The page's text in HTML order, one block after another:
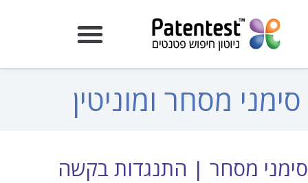
סימני מסחר ומוניטין
סימני מסחר | התנגדות בקשה